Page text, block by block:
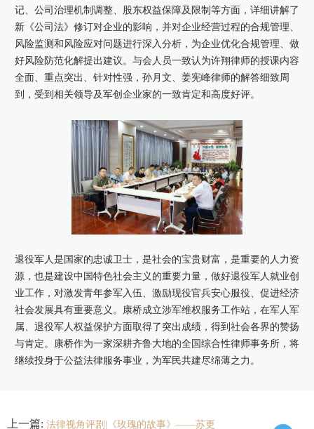
记、公司治理机制调整、股东权益保障及限制等方面，详细讲解了
新《公司法》修订对企业的影响，并对企业经营过程的合规管理、
风险监测和风险应对问题进行深入分析，为企业优化合规管理、做
好风险防范化解提出建议。与会人员一致认为许翔律师的授课内容
全面、重点突出、针对性强，孙月文、姜宪峰律师的解答细致周
到，受到相关领导及军创企业家的一致肯定和高度好评。
退役军人是国家的忠诚卫士，是社会的宝贵财富，是重要的人力资
源，也是建设中国特色社会主义的重要力量，做好退役军人就业创
业工作，对激发青年参军入伍、激励现役官兵安心服役、促进经济
社会发展具有重要意义。康桥成立涉军维权服务工作站，在军人军
属、退役军人权益保护方面取得了突出成绩，得到社会各界的赞扬
与肯定。康桥作为一家深耕齐鲁大地的全国综合性律师事务所，将
继续投身于公益法律服务事业，为军民共建尽绵薄之力。
上一篇: 法律视角评剧|《玫瑰的故事》——苏更